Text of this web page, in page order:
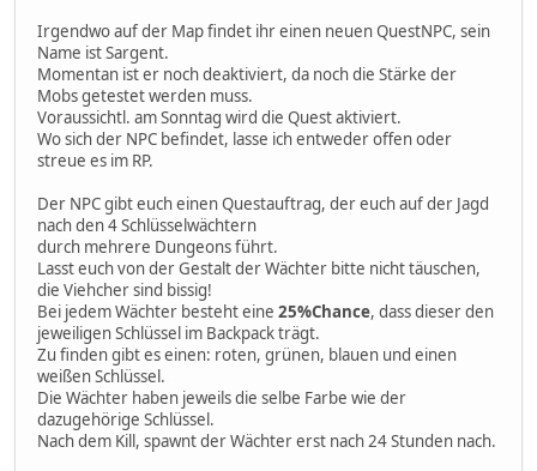
Irgendwo auf der Map findet ihr einen neuen QuestNPC, sein
Name ist Sargent.
Momentan ist er noch deaktiviert, da noch die Stärke der
Mobs getestet werden muss.
Voraussichtl. am Sonntag wird die Quest aktiviert.
Wo sich der NPC befindet, lasse ich entweder offen oder
streue es im RP.
Der NPC gibt euch einen Questauftrag, der euch auf der Jagd
nach den 4 Schlüsselwächtern
durch mehrere Dungeons führt.
Lasst euch von der Gestalt der Wächter bitte nicht täuschen,
die Viehcher sind bissig!
Bei jedem Wächter besteht eine 25%Chance, dass dieser den
jeweiligen Schlüssel im Backpack trägt.
Zu finden gibt es einen: roten, grünen, blauen und einen
weißen Schlüssel.
Die Wächter haben jeweils die selbe Farbe wie der
dazugehörige Schlüssel.
Nach dem Kill, spawnt der Wächter erst nach 24 Stunden nach.